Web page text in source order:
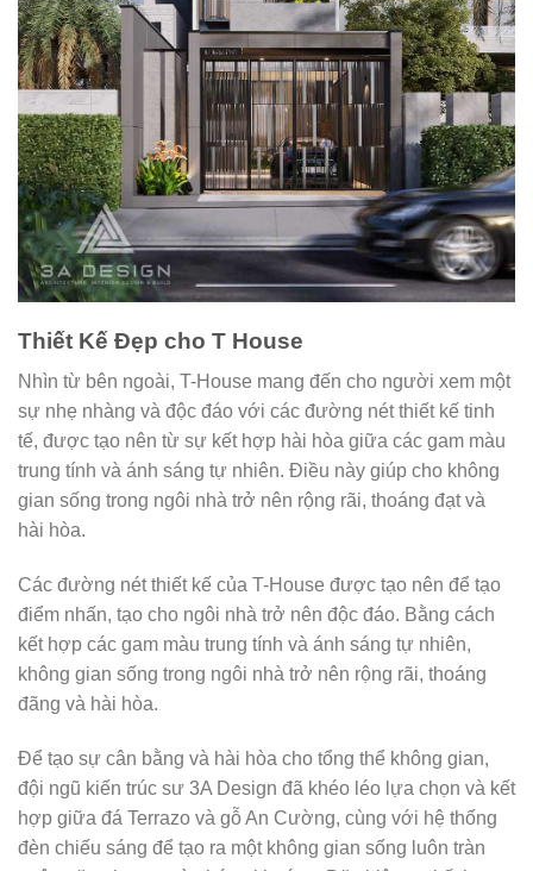
Thiết Kế Đẹp cho T House
Nhìn từ bên ngoài, T-House mang đến cho người xem một
sự nhẹ nhàng và độc đáo với các đường nét thiết kế tinh
tế, được tạo nên từ sự kết hợp hài hòa giữa các gam màu
trung tính và ánh sáng tự nhiên. Điều này giúp cho không
gian sống trong ngôi nhà trở nên rộng rãi, thoáng đạt và
hài hòa.
Các đường nét thiết kế của T-House được tạo nên để tạo
điểm nhấn, tạo cho ngôi nhà trở nên độc đáo. Bằng cách
kết hợp các gam màu trung tính và ánh sáng tự nhiên,
không gian sống trong ngôi nhà trở nên rộng rãi, thoáng
đãng và hài hòa.
Để tạo sự cân bằng và hài hòa cho tổng thể không gian,
đội ngũ kiến trúc sư 3A Design đã khéo léo lựa chọn và kết
hợp giữa đá Terrazo và gỗ An Cường, cùng với hệ thống
đèn chiếu sáng để tạo ra một không gian sống luôn tràn